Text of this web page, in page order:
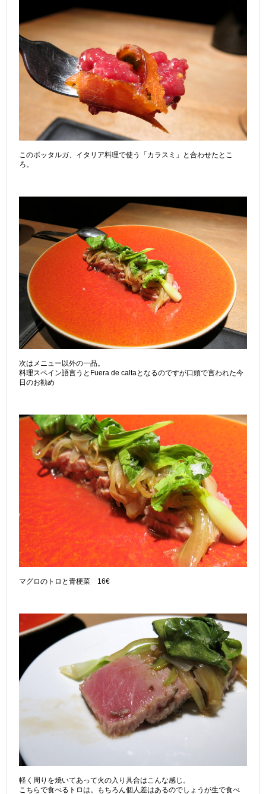
このボッタルガ、イタリア料理で使う「カラスミ」と合わせたとこ
ろ。
次はメニュー以外の一品。
料理スペイン語言うとFuera de caltaとなるのですが口頭で言われた今
日のお勧め
マグロのトロと青梗菜 16€
軽く周りを焼いてあって火の入り具合はこんな感じ。
こちらで食べるトロは。もちろん個人差はあるのでしょうが生で食べ